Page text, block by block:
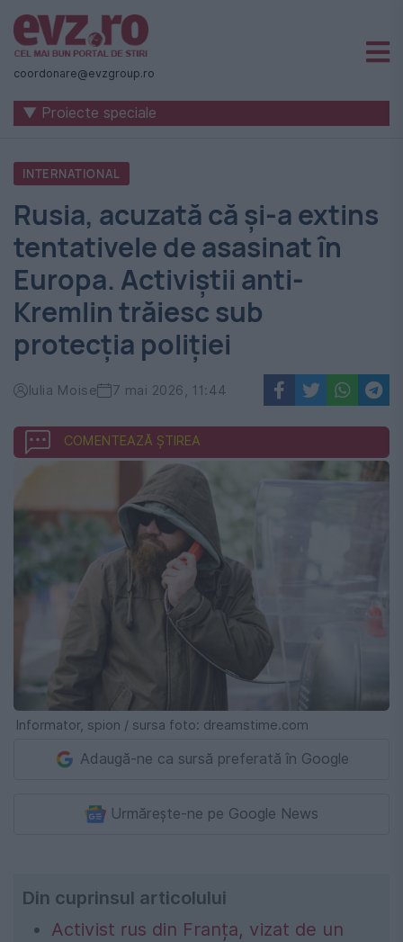
Știri
naționale
internaționale
România
-
Evenimentul
Zilei
coordonare@evzgroup.ro
▼ Proiecte speciale
INTERNATIONAL
Rusia, acuzată că și-a extins
tentativele de asasinat în
Europa. Activiștii anti-
Kremlin trăiesc sub
protecția poliției
Iulia Moise 7 mai 2026, 11:44
COMENTEAZĂ ȘTIREA
Informator, spion / sursa foto: dreamstime.com
Adaugă-ne ca sursă preferată în Google
Urmărește-ne pe Google News
Din cuprinsul articolului
Activist rus din Franța, vizat de un